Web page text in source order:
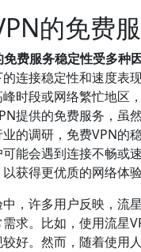
的免费
费服务稳定性受多种
连接稳定性和速度表
时段或网络繁忙地区
提供的免费服务，虽
的调研，免费VPN的
能会遇到连接不畅或
获得更优质的网络体验
，许多用户反映，流
求。比如，使用流星
好。然而，随着使用